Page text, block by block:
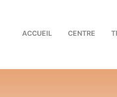
ACCUEIL CENTRE